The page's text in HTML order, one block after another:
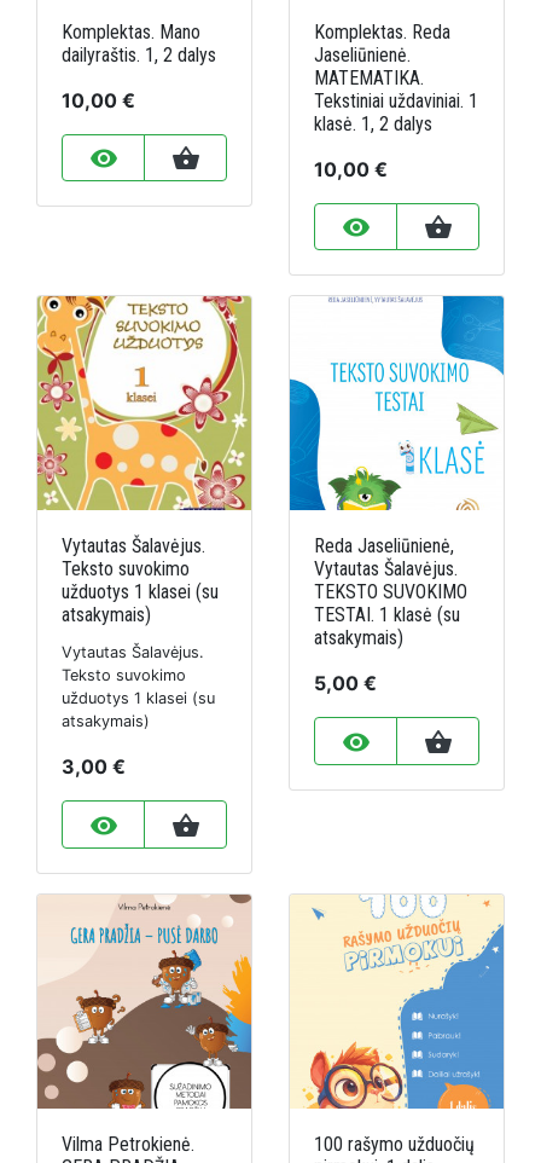
Komplektas. Mano
dailyraštis. 1, 2 dalys
10,00 €
remove_red_eye shopping_basket
Komplektas. Reda
Jaseliūnienė.
MATEMATIKA.
Tekstiniai uždaviniai. 1
klasė. 1, 2 dalys
10,00 €
remove_red_eye shopping_basket
Vytautas Šalavėjus.
Teksto suvokimo
užduotys 1 klasei (su
atsakymais)
Vytautas Šalavėjus.
Teksto suvokimo
užduotys 1 klasei (su
atsakymais)
3,00 €
remove_red_eye shopping_basket
Reda Jaseliūnienė,
Vytautas Šalavėjus.
TEKSTO SUVOKIMO
TESTAI. 1 klasė (su
atsakymais)
5,00 €
remove_red_eye shopping_basket
Vilma Petrokienė.
100 rašymo užduočių